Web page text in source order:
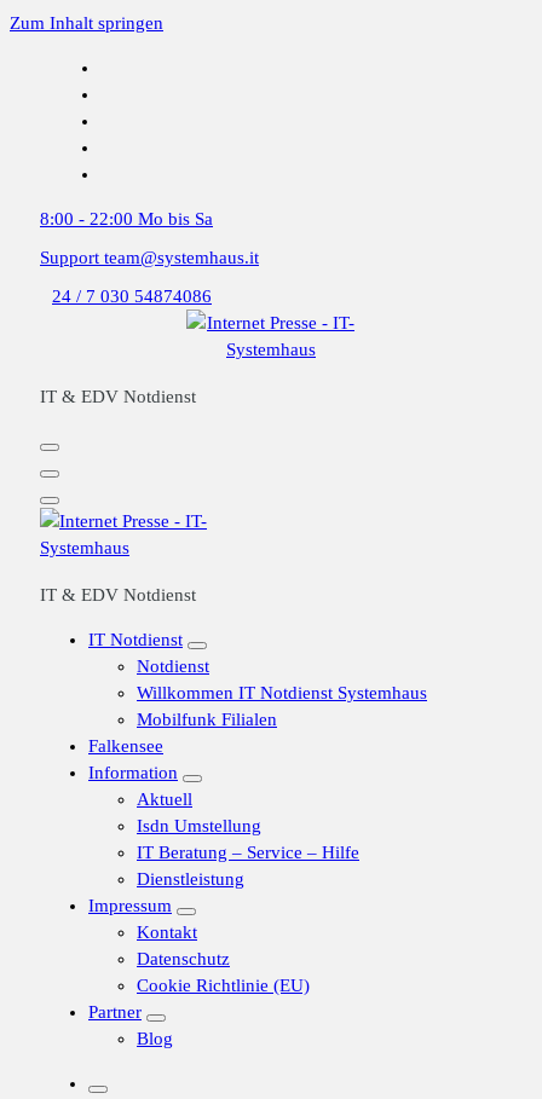
Zum Inhalt springen
8:00 - 22:00 Mo bis Sa
Support team@systemhaus.it
24 / 7 030 54874086
IT & EDV Notdienst
IT & EDV Notdienst
IT Notdienst
Notdienst
Willkommen IT Notdienst Systemhaus
Mobilfunk Filialen
Falkensee
Information
Aktuell
Isdn Umstellung
IT Beratung – Service – Hilfe
Dienstleistung
Impressum
Kontakt
Datenschutz
Cookie Richtlinie (EU)
Partner
Blog